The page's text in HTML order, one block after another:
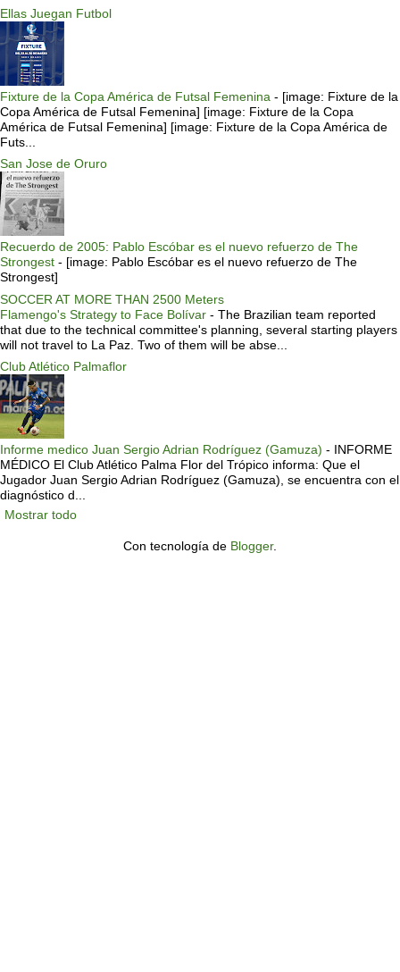
Ellas Juegan Futbol
Fixture de la Copa América de Futsal Femenina - [image: Fixture de la
Copa América de Futsal Femenina] [image: Fixture de la Copa
América de Futsal Femenina] [image: Fixture de la Copa América de
Futs...
San Jose de Oruro
Recuerdo de 2005: Pablo Escóbar es el nuevo refuerzo de The
Strongest - [image: Pablo Escóbar es el nuevo refuerzo de The
Strongest]
SOCCER AT MORE THAN 2500 Meters
Flamengo's Strategy to Face Bolívar - The Brazilian team reported
that due to the technical committee's planning, several starting players
will not travel to La Paz. Two of them will be abse...
Club Atlético Palmaflor
Informe medico Juan Sergio Adrian Rodríguez (Gamuza) - INFORME
MÉDICO El Club Atlético Palma Flor del Trópico informa: Que el
Jugador Juan Sergio Adrian Rodríguez (Gamuza), se encuentra con el
diagnóstico d...
Mostrar todo
Con tecnología de Blogger.